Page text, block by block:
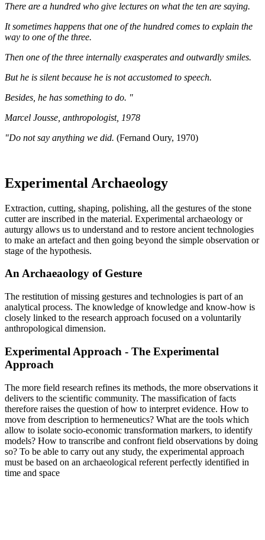
There are a hundred who give lectures on what the ten are saying.
It sometimes happens that one of the hundred comes to explain the
way to one of the three.
Then one of the three internally exasperates and outwardly smiles.
But he is silent because he is not accustomed to speech.
Besides, he has something to do. "
Marcel Jousse, anthropologist, 1978
"Do not say anything we did. (Fernand Oury, 1970)
Experimental Archaeology
Extraction, cutting, shaping, polishing, all the gestures of the stone
cutter are inscribed in the material. Experimental archaeology or
auturgy allows us to understand and to restore ancient technologies
to make an artefact and then going beyond the simple observation or
stage of the hypothesis.
An Archaeaology of Gesture
The restitution of missing gestures and technologies is part of an
analytical process. The knowledge of knowledge and know-how is
closely linked to the research approach focused on a voluntarily
anthropological dimension.
Experimental Approach - The Experimental
Approach
The more field research refines its methods, the more observations it
delivers to the scientific community. The massification of facts
therefore raises the question of how to interpret evidence. How to
move from description to hermeneutics? What are the tools which
allow to isolate socio-economic transformation markers, to identify
models? How to transcribe and confront field observations by doing
so? To be able to carry out any study, the experimental approach
must be based on an archaeological referent perfectly identified in
time and space